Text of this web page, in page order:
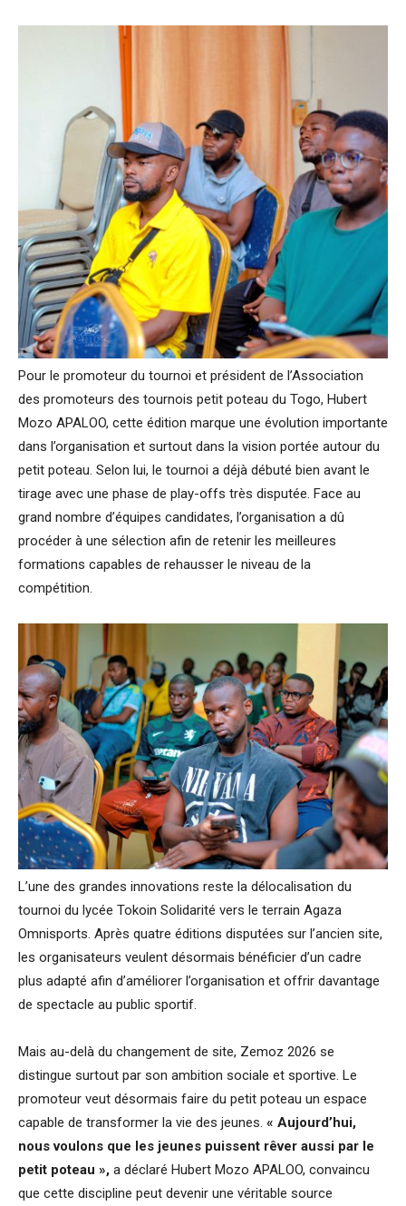
Pour le promoteur du tournoi et président de l’Association
des promoteurs des tournois petit poteau du Togo, Hubert
Mozo APALOO, cette édition marque une évolution importante
dans l’organisation et surtout dans la vision portée autour du
petit poteau. Selon lui, le tournoi a déjà débuté bien avant le
tirage avec une phase de play-offs très disputée. Face au
grand nombre d’équipes candidates, l’organisation a dû
procéder à une sélection afin de retenir les meilleures
formations capables de rehausser le niveau de la
compétition.
L’une des grandes innovations reste la délocalisation du
tournoi du lycée Tokoin Solidarité vers le terrain Agaza
Omnisports. Après quatre éditions disputées sur l’ancien site,
les organisateurs veulent désormais bénéficier d’un cadre
plus adapté afin d’améliorer l’organisation et offrir davantage
de spectacle au public sportif.
Mais au-delà du changement de site, Zemoz 2026 se
distingue surtout par son ambition sociale et sportive. Le
promoteur veut désormais faire du petit poteau un espace
capable de transformer la vie des jeunes. « Aujourd’hui,
nous voulons que les jeunes puissent rêver aussi par le
petit poteau », a déclaré Hubert Mozo APALOO, convaincu
que cette discipline peut devenir une véritable source